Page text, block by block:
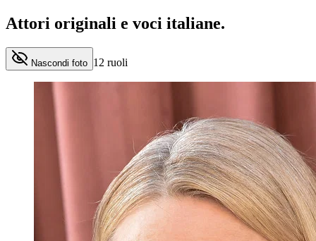
Attori originali e voci italiane.
Nascondi foto 12 ruoli